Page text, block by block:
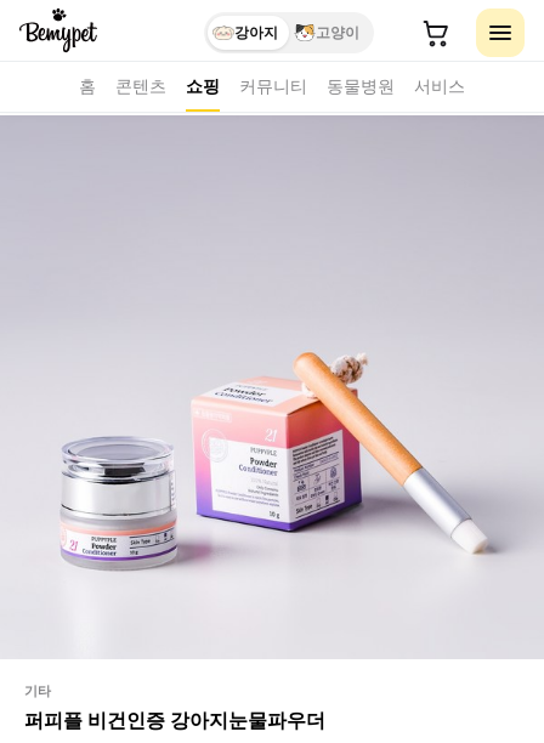
강아지 고양이
홈 콘텐츠 쇼핑 커뮤니티 동물병원 서비스
기타
퍼피플 비건인증 강아지눈물파우더